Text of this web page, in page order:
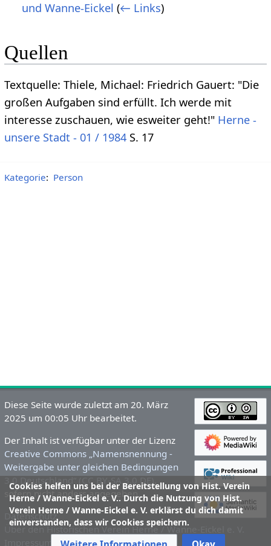
und Wanne-Eickel (← Links)
Quellen
Textquelle: Thiele, Michael: Friedrich Gauert: "Die
großen Aufgaben sind erfüllt. Ich werde mit
interesse zuschauen, wie esweiter geht!" Herne -
unsere Stadt - 01 / 1984S. 17
Kategorie: Person
Cookies helfen uns bei der Bereitstellung von Hist. Verein
Herne / Wanne-Eickel e. V.. Durch die Nutzung von Hist.
Verein Herne / Wanne-Eickel e. V. erklärst du dich damit
einverstanden, dass wir Cookies speichern.
Diese Seite wurde zuletzt am 20. März
2025 um 00:05 Uhr bearbeitet.
Der Inhalt ist verfügbar unter der Lizenz
Creative Commons „Namensnennung -
Weitergabe unter gleichen Bedingungen
3.0 Deutschland“ (CC BY-SA 3.0 DE)
sofern nicht anders angegeben.
Datenschutz
Über den Historischen Verein Herne / Wanne-Eickel e. V.
Impressum und Haftungsausschluss